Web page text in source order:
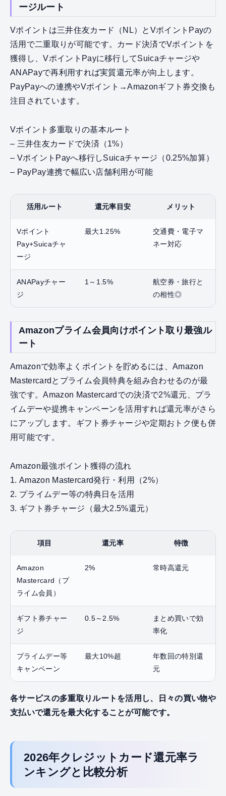
ージルート
Vポイントは三井住友カード（NL）とVポイントPayの
活用で二重取りが可能です。カード決済でVポイントを
獲得し、VポイントPayに移行してSuicaチャージや
ANAPayで再利用すれば実質還元率が向上します。
PayPayへの連携やVポイント→Amazonギフト券交換も
注目されています。
Vポイント多重取りの基本ルート
– 三井住友カードで決済（1%）
– VポイントPayへ移行しSuicaチャージ（0.25%加算）
– PayPay連携で幅広い店舗利用が可能
活用ルート 還元率目安 メリット
Vポイント
Pay+Suicaチャ
ージ
最大1.25%
交通費・電子マ
ネー対応
ANAPayチャー
ジ
1～1.5%
航空券・旅行と
の相性◎
Amazonプライム会員向けポイント取り最強ル
ート
Amazonで効率よくポイントを貯めるには、Amazon
Mastercardとプライム会員特典を組み合わせるのが最
強です。Amazon Mastercardでの決済で2%還元、プラ
イムデーや提携キャンペーンを活用すれば還元率がさら
にアップします。ギフト券チャージや定期おトク便も併
用可能です。
Amazon最強ポイント獲得の流れ
1. Amazon Mastercard発行・利用（2%）
2. プライムデー等の特典日を活用
3. ギフト券チャージ（最大2.5%還元）
項目 還元率 特徴
Amazon
Mastercard（プ
ライム会員）
2% 常時高還元
ギフト券チャー
ジ
0.5～2.5%
まとめ買いで効
率化
プライムデー等
キャンペーン
最大10%超
年数回の特別還
元
各サービスの多重取りルートを活用し、日々の買い物や
支払いで還元を最大化することが可能です。
2026年クレジットカード還元率ラ
ンキングと比較分析